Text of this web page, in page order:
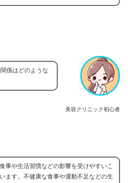
美容クリニック初心者
係はどのような
事や生活習慣などの影響を受けやすいこ
ます。不健康な食事や運動不足などの生